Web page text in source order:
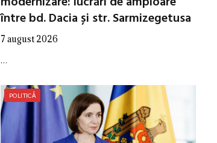
între bd. Dacia și str. Sarmizegetusa
7 august 2026
…
POLITICĂ